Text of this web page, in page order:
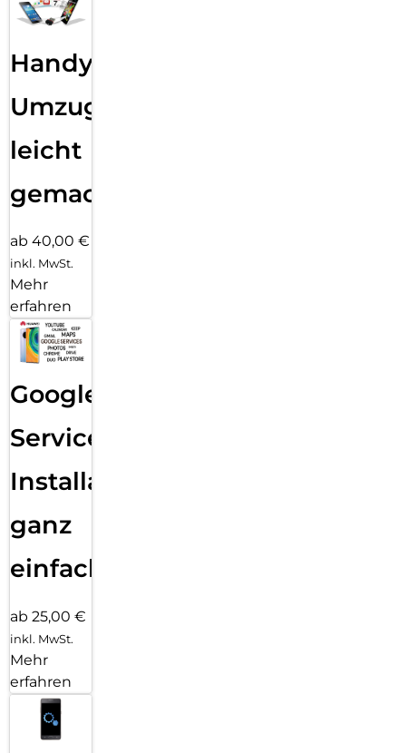
Handy
Umzug
leicht
gemacht!
ab 40,00 €
inkl. MwSt.
Mehr
erfahren
Google
Services
Installation
ganz
einfach
ab 25,00 €
inkl. MwSt.
Mehr
erfahren